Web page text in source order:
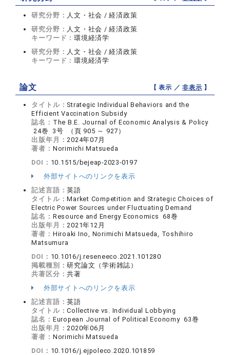
研究分野： 人文・社会 / 経済政策
研究分野： 人文・社会 / 経済政策
キーワード：環境経済学
研究分野： 人文・社会 / 経済政策
キーワード：環境経済学
論文 【 表示 ／非表示 】
タイトル： Strategic Individual Behaviors and the
Efficient Vaccination Subsidy
誌名： The B.E. Journal of Economic Analysis & Policy
24巻 3号 （頁 905 ～ 927）
出版年月：2024年07月
著者： Norimichi Matsueda
DOI： 10.1515/bejeap-2023-0197
外部サイトへのリンクを表示
記述言語：英語
タイトル：Market Competition and Strategic Choices of
Electric Power Sources under Fluctuating Demand
誌名： Resource and Energy Economics 68巻
出版年月：2021年12月
著者： Hiroaki Ino, Norimichi Matsueda, Toshihiro
Matsumura
DOI： 10.1016/j.reseneeco.2021.101280
掲載種別：研究論文（学術雑誌）
共著区分：共著
外部サイトへのリンクを表示
記述言語：英語
タイトル：Collective vs. Individual Lobbying
誌名： European Journal of Political Economy 63巻
出版年月：2020年06月
著者： Norimichi Matsueda
DOI： 10.1016/j.ejpoleco.2020.101859